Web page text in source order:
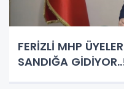
FERİZLİ MHP
SANDIĞA